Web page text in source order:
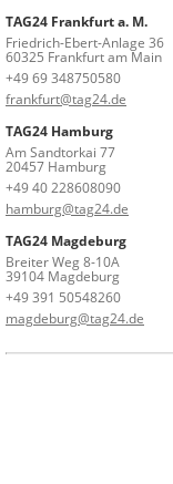
TAG24 Frankfurt a. M.
Friedrich-Ebert-Anlage 36
60325 Frankfurt am Main
+49 69 348750580
frankfurt@tag24.de
TAG24 Hamburg
Am Sandtorkai 77
20457 Hamburg
+49 40 228608090
hamburg@tag24.de
TAG24 Magdeburg
Breiter Weg 8-10A
39104 Magdeburg
+49 391 50548260
magdeburg@tag24.de